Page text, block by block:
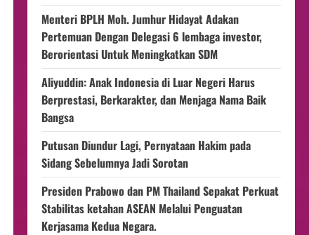
Menteri BPLH Moh. Jumhur Hidayat Adakan
Pertemuan Dengan Delegasi 6 lembaga investor,
Berorientasi Untuk Meningkatkan SDM
Aliyuddin: Anak Indonesia di Luar Negeri Harus
Berprestasi, Berkarakter, dan Menjaga Nama Baik
Bangsa
Putusan Diundur Lagi, Pernyataan Hakim pada
Sidang Sebelumnya Jadi Sorotan
Presiden Prabowo dan PM Thailand Sepakat Perkuat
Stabilitas ketahan ASEAN Melalui Penguatan
Kerjasama Kedua Negara.